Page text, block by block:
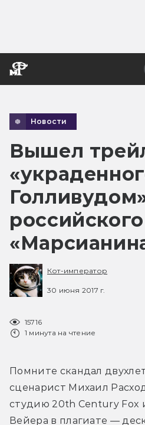
Новости
Вышел
российского
Кот-император
30 июня 2017 г.
15716
1 минута на чтение
Помните скандал
сценарист Михаил
студию 20th Century Fox
Вейера в плагиате —